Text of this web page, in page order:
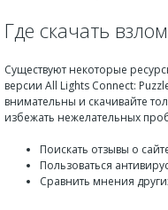
Где скачать
Существуют некоторые
версии All Lights Connect:
внимательны и скачивайте
избежать нежелательных
Поискать отзывы о
Пользоваться
Сравнить мнения